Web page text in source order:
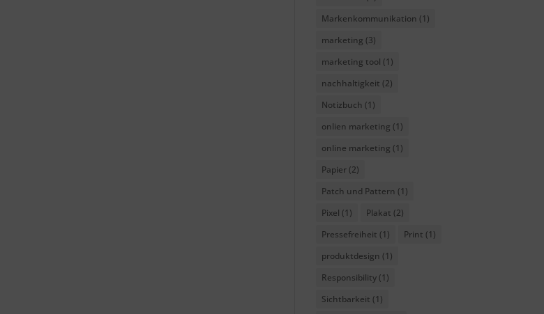
Markenkommunikation (1)
marketing (3)
marketing tool (1)
nachhaltigkeit (2)
Notizbuch (1)
onlien marketing (1)
online marketing (1)
Papier(2)
Patch und Pattern (1)
Pixel (1) Plakat (2)
Pressefreiheit (1) Print (1)
produktdesign (1)
Responsibility(1)
Sichtbarkeit (1)